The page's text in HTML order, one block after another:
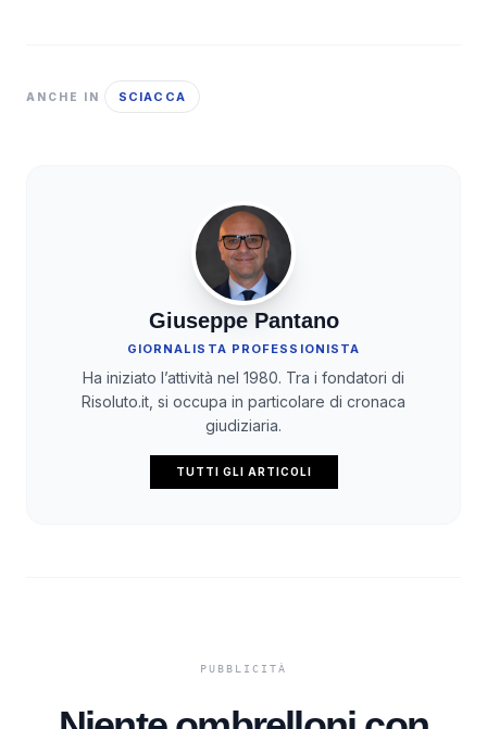
ANCHE IN SCIACCA
Giuseppe Pantano
GIORNALISTA PROFESSIONISTA
Ha iniziato l’attività nel 1980. Tra i fondatori di
Risoluto.it, si occupa in particolare di cronaca
giudiziaria.
TUTTI GLI ARTICOLI